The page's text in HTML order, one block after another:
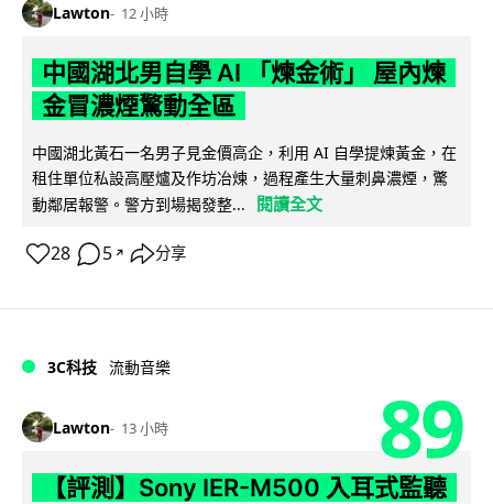
Lawton 12 小時
中國湖北男自學 AI 「煉金術」 屋內煉
金冒濃煙驚動全區
中國湖北黃石一名男子見金價高企，利用 AI 自學提煉黃金，在
租住單位私設高壓爐及作坊冶煉，過程產生大量刺鼻濃煙，驚
動鄰居報警。警方到場揭發整...
閱讀全文
28 5 ↗ 分享
3C科技 流動音樂
Lawton 13 小時 89
【評測】Sony IER-M500 入耳式監聽